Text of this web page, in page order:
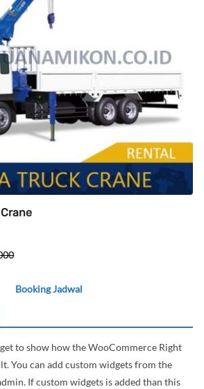
Booking Jadwal
to show how the WooCommerce Right
You can add custom widgets from the
If custom widgets is added than this